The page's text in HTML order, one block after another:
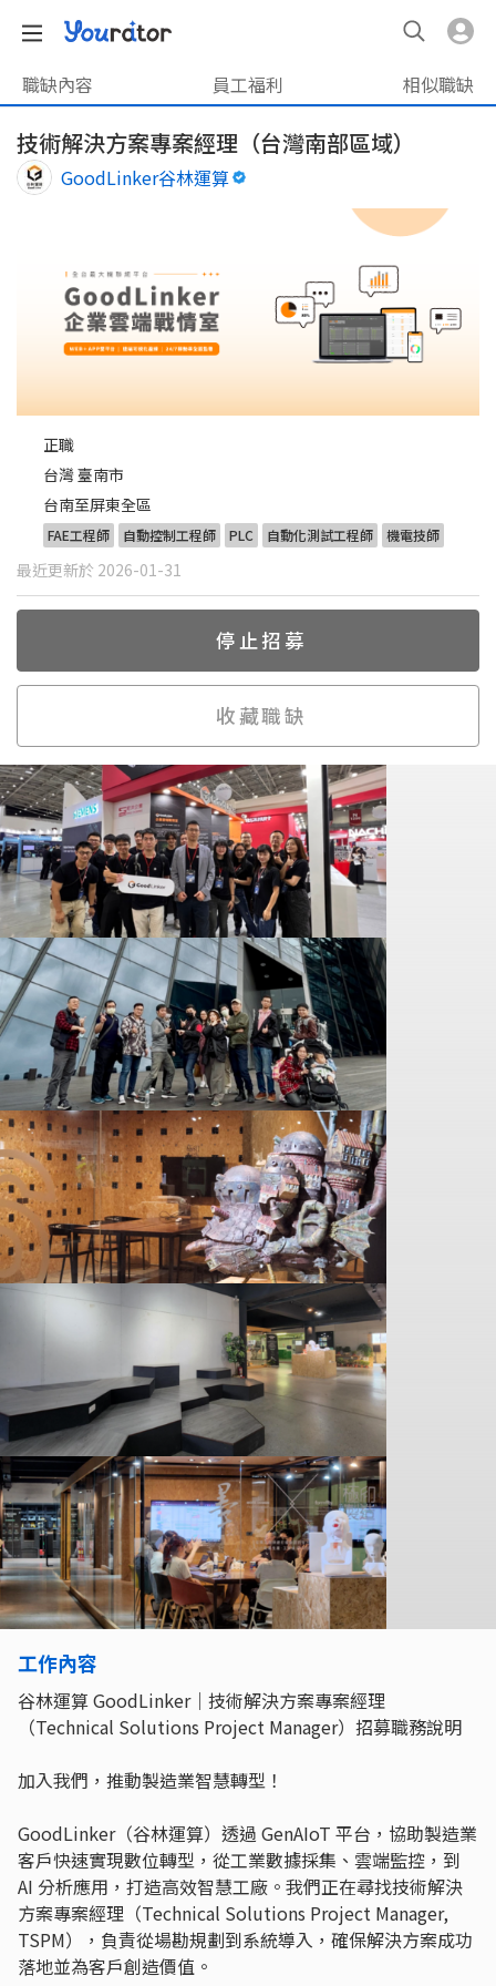
職缺內容 員工福利 相似職缺
技術解決方案專案經理（台灣南部區域）
GoodLinker谷林運算
正職
台灣 臺南市
台南至屏東全區
FAE工程師 自動控制工程師 PLC 自動化測試工程師 機電技師
最近更新於 2026-01-31
停止招募
收藏職缺
工作內容
谷林運算 GoodLinker｜技術解決方案專案經理
（Technical Solutions Project Manager）招募職務說明
加入我們，推動製造業智慧轉型！
GoodLinker（谷林運算）透過 GenAIoT 平台，協助製造業
客戶快速實現數位轉型，從工業數據採集、雲端監控，到
AI 分析應用，打造高效智慧工廠。我們正在尋找技術解決
方案專案經理（Technical Solutions Project Manager,
TSPM），負責從場勘規劃到系統導入，確保解決方案成功
落地並為客戶創造價值。